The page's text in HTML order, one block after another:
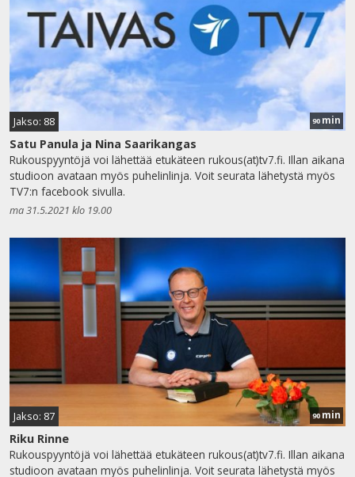
Jakso: 88 90 min
Satu Panula ja Nina Saarikangas
Rukouspyyntöjä voi lähettää etukäteen rukous(at)tv7.fi. Illan aikana
studioon avataan myös puhelinlinja. Voit seurata lähetystä myös
TV7:n facebook sivulla.
ma 31.5.2021 klo 19.00
Jakso: 87 90 min
Riku Rinne
Rukouspyyntöjä voi lähettää etukäteen rukous(at)tv7.fi. Illan aikana
studioon avataan myös puhelinlinja. Voit seurata lähetystä myös